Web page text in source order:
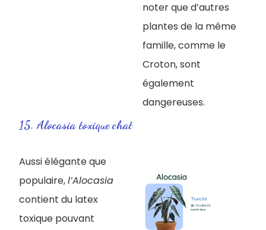
noter que d’autres
plantes de la même
famille, comme le
Croton, sont
également
dangereuses.
15. ​Alocasia toxique chat
Aussi élégante que
populaire,l’Alocasia
contient du latex
toxique pouvant